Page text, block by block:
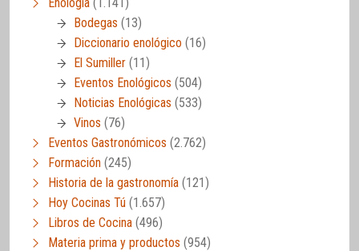
Bodegas (13)
Diccionario enológico (16)
El Sumiller (11)
Eventos Enológicos (504)
Noticias Enológicas (533)
Vinos (76)
Eventos Gastronómicos (2.762)
Formación (245)
Historia de la gastronomía (121)
Hoy Cocinas Tú (1.657)
Libros de Cocina (496)
Materia prima y productos (954)